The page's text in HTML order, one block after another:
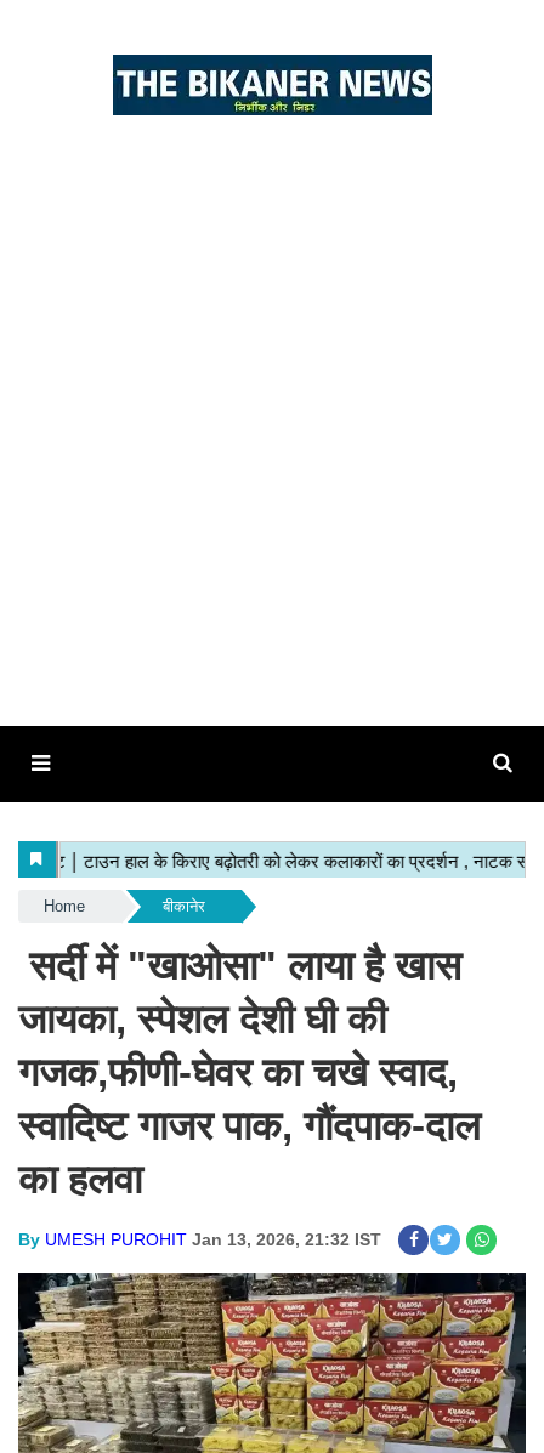
Home बीकानेर
सर्दी में "खाओसा" लाया है खास
जायका, स्पेशल देशी घी की
गजक,फीणी-घेवर का चखे स्वाद,
स्वादिष्ट गाजर पाक, गौंदपाक-दाल
का हलवा
By UMESH PUROHIT Jan 13, 2026, 21:32 IST